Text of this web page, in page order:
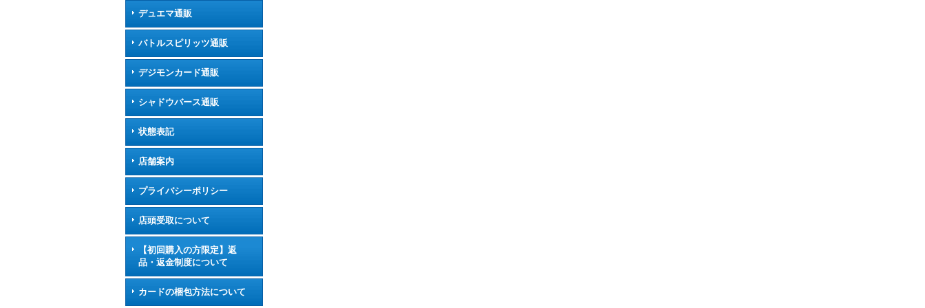
デュエマ通販
バトルスピリッツ通販
デジモンカード通販
シャドウバース通販
状態表記
店舗案内
プライバシーポリシー
店頭受取について
【初回購入の方限定】返
品・返金制度について
カードの梱包方法について